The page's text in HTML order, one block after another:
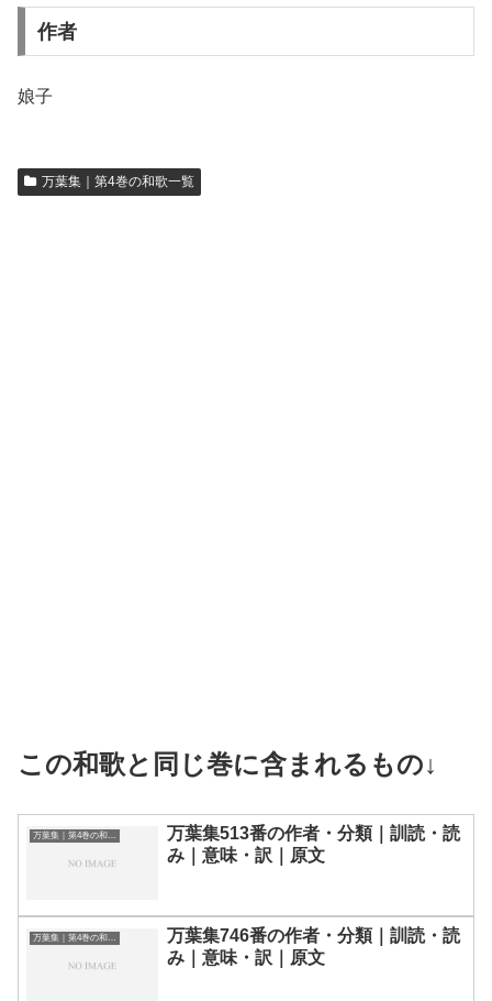
作者
娘子
万葉集｜第4巻の和歌一覧
この和歌と同じ巻に含まれるもの↓
万葉集513番の作者・分類｜訓読・読
み｜意味・訳｜原文
万葉集｜第4巻の和歌一覧
万葉集746番の作者・分類｜訓読・読
み｜意味・訳｜原文